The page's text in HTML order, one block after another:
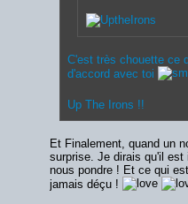
C'est très chouette ce
d'accord avec toi
Up The Irons !!
Et Finalement, quand un
surprise. Je dirais qu'il
nous pondre ! Et ce qui
jamais déçu !